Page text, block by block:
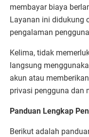
membayar biaya
Layanan ini didukung
pengalaman
Kelima, tidak
langsung
akun atau
privasi pengguna dan
Panduan Lengkap
Berikut adalah